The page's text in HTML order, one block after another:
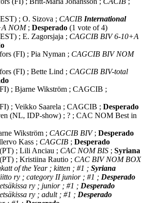
; O. Sizova ; CACIB International
NOM; Desperado (1 vote of 4)
; E. Zagorsjaja ; CAGCIB BIV 6-10+A
(FI) ; Pia Nyman ; CAGCIB BIV NOM
(FI) ; Bette Lind ; CAGCIB BIV-total
; Bjarne Wikström ; CAGCIB ;
; Veikko Saarela ; CAGCIB ; Desperado
(NL, IDP-show) ; ? ; CAC NOM Best in
Wikström ; CAGCIB BIV; Desperado
Kass ; CAGCIB ; Desperado
; Lili Anciau ; CAC NOM BIS ; Syriana
; Kristiina Rautio ; CAC BIV NOM BOX
of the Year ; kitten ; #1 ; Syriana
ry ; category II junior ; #1 ; Desperado
ry ; junior ; #1 ; Desperado
ry ; adult ; #1 ; Desperado